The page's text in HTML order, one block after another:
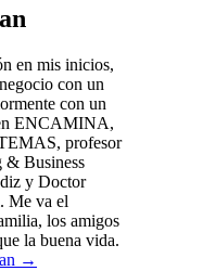
en mis inicios,
con un
con un
ENCAMINA,
profesor
& Business
y Doctor
Me va el
los amigos
la buena vida.
→